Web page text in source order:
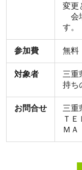
変更
会
す。
参加費 無料
対象者
三重
持ち
お問合せ
三重
Ｔ
Ｍ